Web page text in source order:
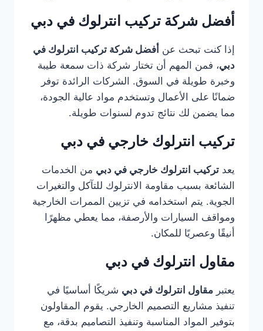
أفضل شركة تركيب انترلوك في دبي
إذا كنت تبحث عن أفضل شركة تركيب انترلوك في
دبي، فمن المهم أن تختار شركة ذات سمعة طيبة
وخبرة طويلة في السوق. الشركات الرائدة توفر
ضمانًا على الأعمال وتستخدم مواد عالية الجودة،
مما يضمن لك نتائج تدوم لسنوات طويلة.
تركيب انترلوك خارجي في دبي
يعد تركيب انترلوك خارجي في دبي من الخدمات
الشائعة بسبب مقاومة الانترلوك للتآكل والتغيرات
الجوية. يتم استخدامه في تزيين الممرات الخارجية
ومواقف السيارات والأرصفة، مما يعطي مظهرًا
أنيقًا وعصريًا للمكان.
مقاول انترلوك في دبي
يعتبر مقاول انترلوك في دبي شريكًا أساسيًا في
تنفيذ مشاريع التصميم الخارجي. يقوم المقاولون
بتوفير المواد المناسبة وتنفيذ التصاميم بدقة، مع